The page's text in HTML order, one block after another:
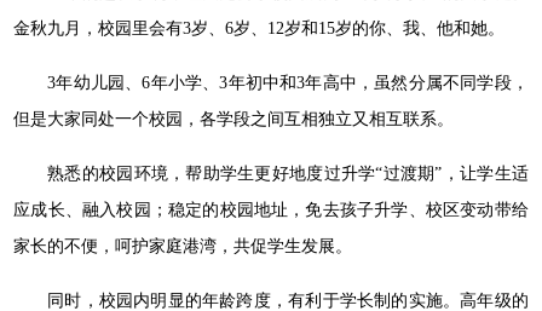
金秋九月，校园⾥会有3岁、6岁、12岁和15岁的你、我、他和她。
3年幼儿园、6年小学、3年初中和3年高中，虽然分属不同学段，
但是大家同处一个校园，各学段之间互相独立又相互联系。
熟悉的校园环境，帮助学生更好地度过升学“过渡期”，让学生适
应成长、融入校园；稳定的校园地址，免去孩子升学、校区变动带给
家长的不便，呵护家庭港湾，共促学生发展。
同时，校园内明显的年龄跨度，有利于学长制的实施。高年级的